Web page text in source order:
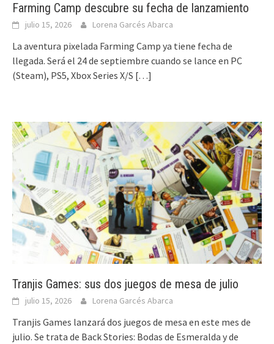
Farming Camp descubre su fecha de lanzamiento
julio 15, 2026 Lorena Garcés Abarca
La aventura pixelada Farming Camp ya tiene fecha de
llegada. Será el 24 de septiembre cuando se lance en PC
(Steam), PS5, Xbox Series X/S […]
Tranjis Games: sus dos juegos de mesa de julio
julio 15, 2026 Lorena Garcés Abarca
Tranjis Games lanzará dos juegos de mesa en este mes de
julio. Se trata de Back Stories: Bodas de Esmeralda y de